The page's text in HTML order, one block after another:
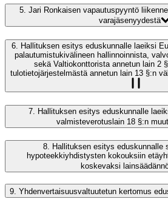
5. Jari Ronkaisen vapautuspyyntö
varajäsenyydestä
6.
Hallituksen esitys eduskunnalle laeiksi
palautumistukivälineen hallinnoinnista,
sekä Valtiokonttorista annetun lain 2
tulotietojärjestelmästä annetun lain 13 §:n
7. Hallituksen esitys eduskunnalle
valmisteverotuslain 18 §:n
8. Hallituksen esitys eduskunnalle
hypoteekkiyhdistysten kokouksiin
koskevaksi
9. Yhdenvertaisuusvaltuutetun kertomus